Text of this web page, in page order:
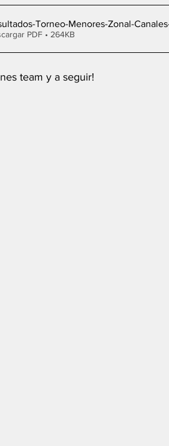
Torneo-Menores-Zonal-
PDF • 264KB
team y a seguir!